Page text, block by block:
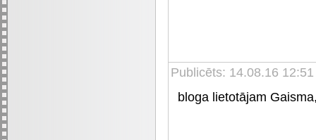
Publicēts: 14.08.16 12:51
bloga lietotājam